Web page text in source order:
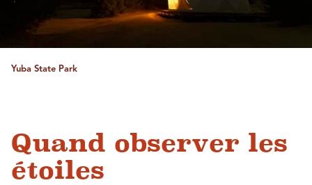
Yuba State Park
Quand observer les
étoiles